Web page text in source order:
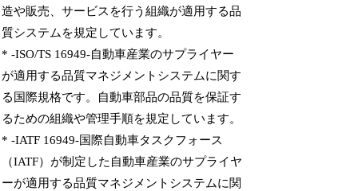
造や販売、サービスを行う組織が適用する品
質システムを規定しています。
* -ISO/TS 16949-自動車産業のサプライヤー
が適用する品質マネジメントシステムに関す
る国際規格です。自動車部品の品質を保証す
るための組織や管理手順を規定しています。
* -IATF 16949-国際自動車タスクフォース
（IATF）が制定した自動車産業のサプライヤ
ーが適用する品質マネジメントシステムに関